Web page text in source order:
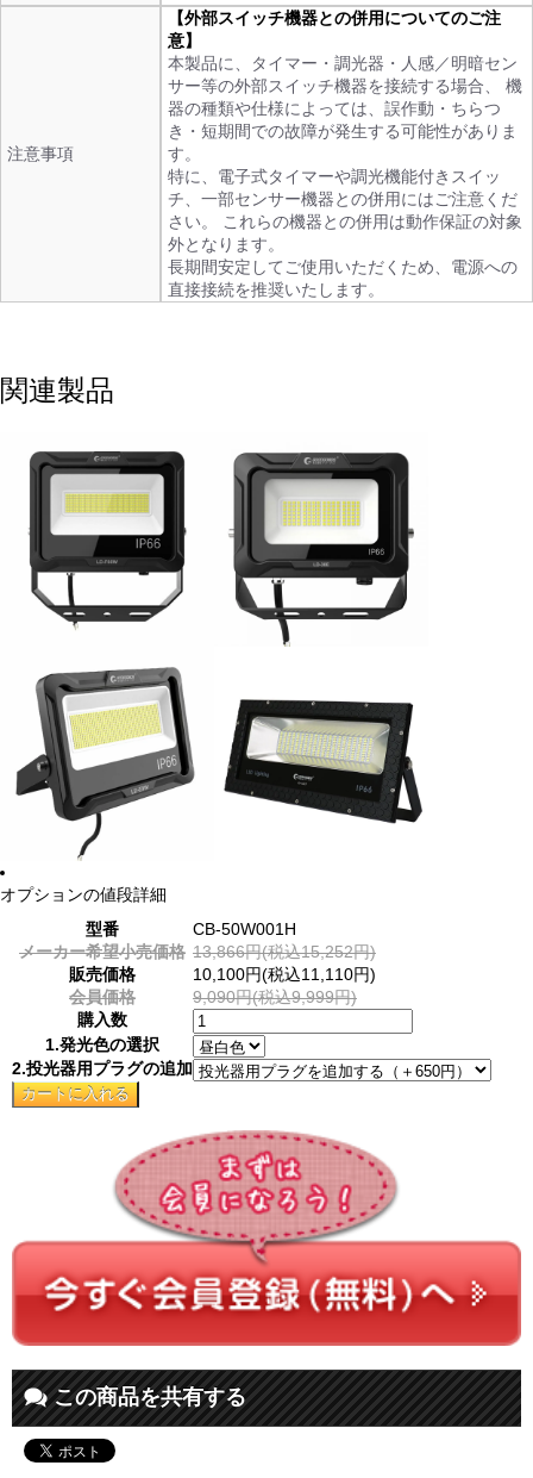
注意事項
【外部スイッチ機器との併用についてのご注
意】
本製品に、タイマー・調光器・人感／明暗セン
サー等の外部スイッチ機器を接続する場合、 機
器の種類や仕様によっては、誤作動・ちらつ
き・短期間での故障が発生する可能性がありま
す。
特に、電子式タイマーや調光機能付きスイッ
チ、一部センサー機器との併用にはご注意くだ
さい。 これらの機器との併用は動作保証の対象
外となります。
長期間安定してご使用いただくため、電源への
直接接続を推奨いたします。
関連製品
オプションの値段詳細
型番
CB-50W001H
メーカー希望小売価格 13,866円(税込15,252円)
販売価格
10,100円(税込11,110円)
会員価格
9,090円(税込9,999円)
購入数
1.発光色の選択
2.投光器用プラグの追加
この商品を共有する